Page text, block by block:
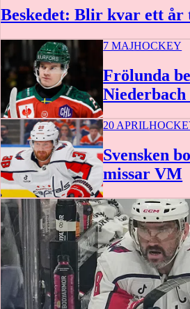
Beskedet: Blir kvar ett
7 MAJHOCKEY
Frölunda
20 APRIL
Svensken
missar VM